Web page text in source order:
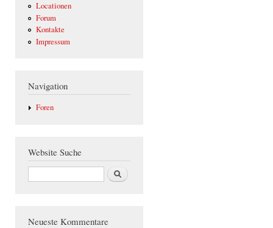
Locationen
Forum
Kontakte
Impressum
Navigation
Foren
Website Suche
Suche
Neueste Kommentare